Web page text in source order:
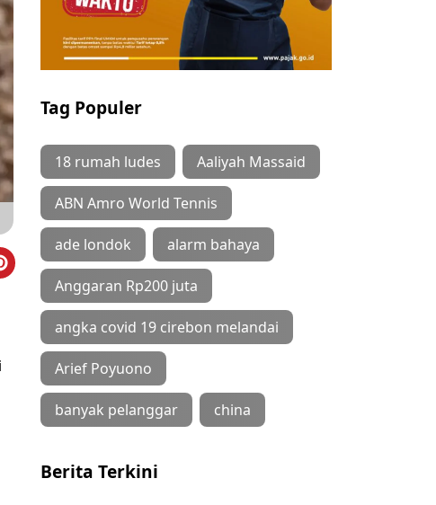
Tag Populer
18 rumah ludes Aaliyah Massaid
ABN Amro World Tennis
ade londok alarm bahaya
Anggaran Rp200 juta
angka covid 19 cirebon melandai
Arief Poyuono
banyak pelanggar china
Berita Terkini